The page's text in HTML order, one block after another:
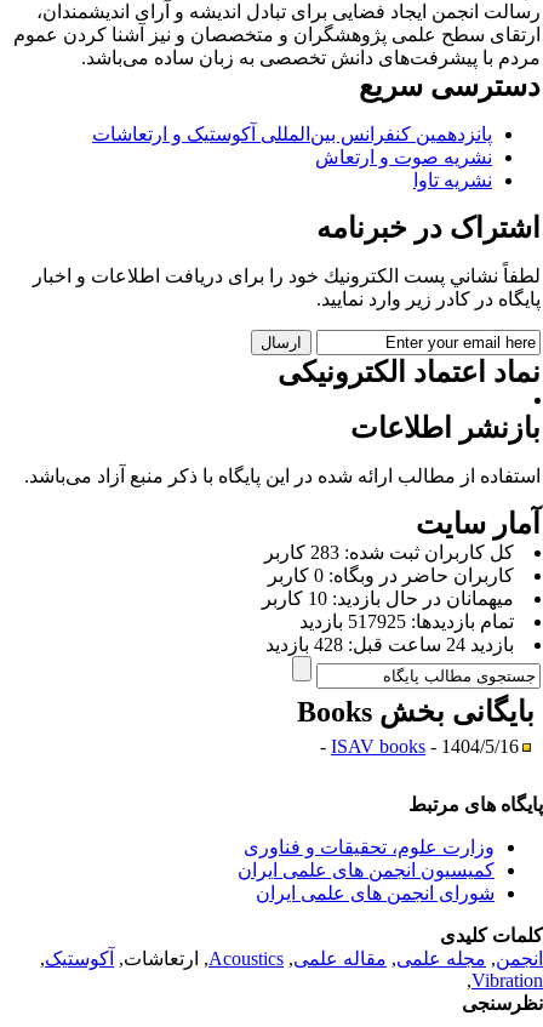
انجمن ایجاد فضایی برای تبادل اندیشه و آرای اندیشمندان،
سطح علمی پژوهشگران و متخصصان و نیز آشنا کردن عموم
با پیشرفت‌های دانش تخصصی به زبان ساده می‌باشد.
سریع
پانزدهمین کنفرانس بین‌المللی آکوستیک و ارتعاشات
نشریه صوت و ارتعاش
نشریه تاوا
در خبرنامه
نشاني پست الكترونيك خود را برای دريافت اطلاعات و اخبار
در كادر زير وارد نمایید.
اعتماد الکترونیکی
اطلاعات
از مطالب ارائه شده در این پایگاه با ذکر منبع آزاد می‌باشد.
سایت
كل کاربران ثبت شده: 283 کاربر
کاربران حاضر در وبگاه: 0 کاربر
ميهمانان در حال بازديد: 10 کاربر
تمام بازديد‌ها: 517925 بازدید
بازديد 24 ساعت قبل: 428 بازدید
بخش Books
ISAV books - 1404/5/16 -
های مرتبط
وزارت علوم، تحقیقات و فناوری
کمیسیون انجمن های علمی ایران
شورای انجمن های علمی ایران
کلیدی
,مجله علمی, مقاله علمی,
Acoustics, ارتعاشات,آکوستیک,
,